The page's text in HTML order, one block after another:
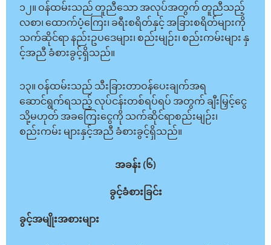
၁၂။ ဝန်ထမ်းသည် တူညီသော အလုပ်အတွက် တူညီသည့်
လစာ၊ ထောက်ပံ့ကြေး၊ ခရီးစရိတ်နှင့် အခြားစရိတ်များကို
သက်ဆိုင်ရာ နည်းဥပဒေများ၊ စည်းမျဉ်း၊ စည်းကမ်းများ နှ
င့်အညီ ခံစားခွင့်ရှိသည်။
၁၃။ ဝန်ထမ်းသည် သီးခြားတာဝန်ပေးချက်အရ
ဆောင်ရွက်ရသည့် လုပ်ငန်းတစ်ရပ်ရပ် အတွက် ချီးမြှင့်ငွေ
သို့မဟုတ် အခကြေးငွေကို သက်ဆိုင်ရာစည်းမျဉ်း၊
စည်းကမ်း များနှင့်အညီ ခံစားခွင့်ရှိသည်။
အခန်း (၆)
ခွင့်ခံစားခြင်း
ခွင့်အမျိုးအစားများ